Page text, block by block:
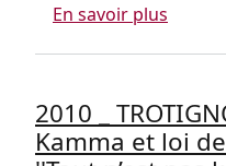
En savoir plus
2010 _
Kamma et loi